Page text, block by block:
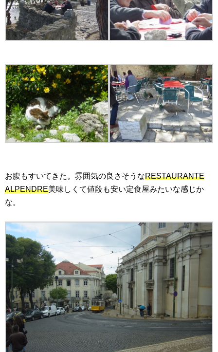
お腹もすいてきた。雰囲気の良さそうなRESTAURANTE
ALPENDRE美味しくて値段も安い定食屋みたいな感じか
な。